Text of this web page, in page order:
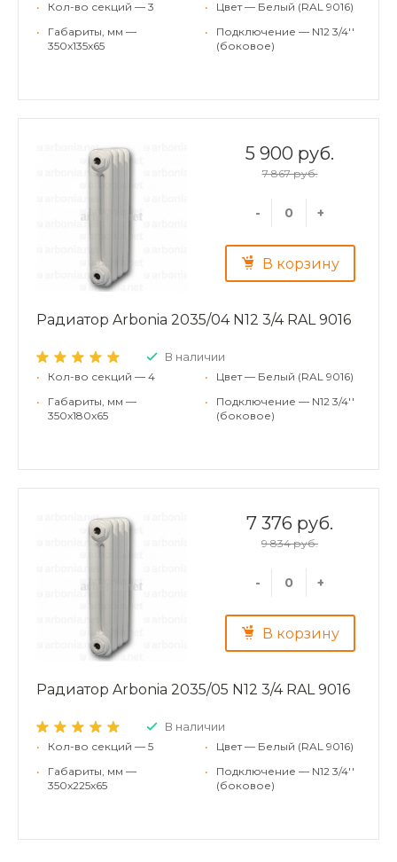
•
Кол-во секций — 3
•
Габариты, мм —
350x135x65
•
Цвет — Белый (RAL 9016)
•
Подключение — N12 3/4''
(боковое)
5 900 руб.
7 867 руб.
- +
В корзину
Радиатор Arbonia 2035/04 N12 3/4 RAL 9016
В наличии
•
Кол-во секций — 4
•
Габариты, мм —
350x180x65
•
Цвет — Белый (RAL 9016)
•
Подключение — N12 3/4''
(боковое)
7 376 руб.
9 834 руб.
- +
В корзину
Радиатор Arbonia 2035/05 N12 3/4 RAL 9016
В наличии
•
Кол-во секций — 5
•
Габариты, мм —
350x225x65
•
Цвет — Белый (RAL 9016)
•
Подключение — N12 3/4''
(боковое)